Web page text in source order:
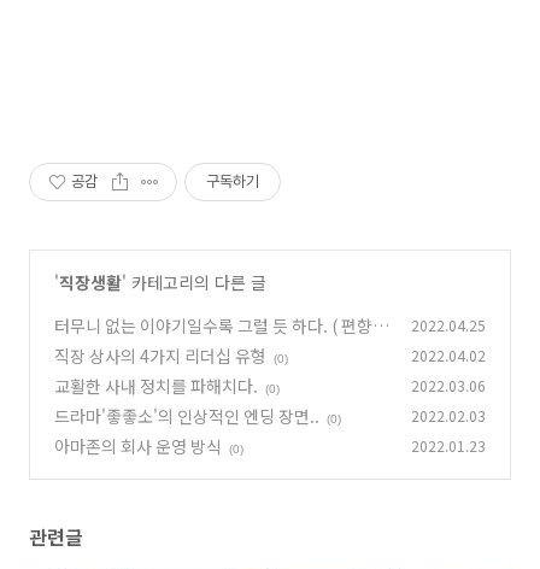
공감 구독하기
'직장생활' 카테고리의 다른 글
터무니 없는 이야기일수록 그럴 듯 하다. ( 편향
오류)
(0)
2022.04.25
직장 상사의 4가지 리더십 유형 (0) 2022.04.02
교활한 사내 정치를 파해치다. (0) 2022.03.06
드라마'좋좋소'의 인상적인 엔딩 장면.. (0) 2022.02.03
아마존의 회사 운영 방식 (0) 2022.01.23
관련글